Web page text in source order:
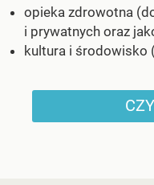
opieka zdrowotna
i prywatnych oraz
kultura i środowisko